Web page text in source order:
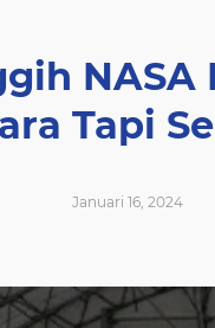
Tapi
Januari 16, 2024